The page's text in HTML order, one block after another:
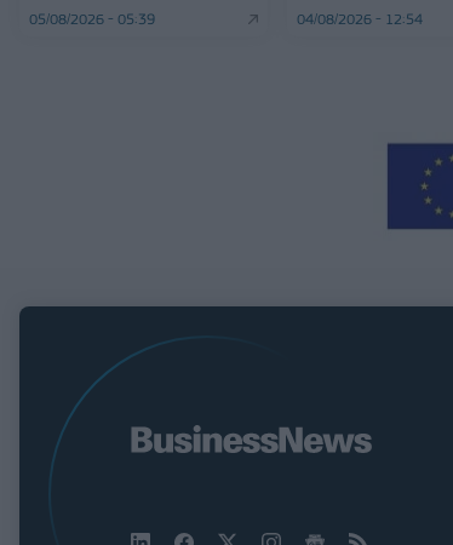
05/08/2026 - 05:39 04/08/2026 - 12:54